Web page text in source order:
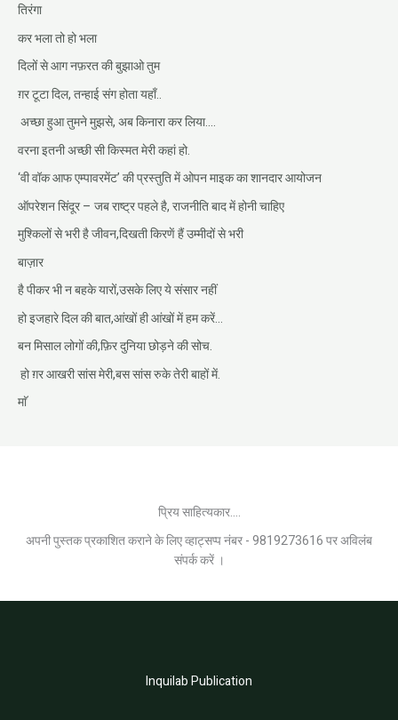
तिरंगा
कर भला तो हो भला
दिलों से आग नफ़रत की बुझाओ तुम
ग़र टूटा दिल, तन्हाई संग होता यहाँ..
अच्छा हुआ तुमने मुझसे, अब किनारा कर लिया….
वरना इतनी अच्छी सी किस्मत मेरी कहां हो.
‘वी वॉक आफ एम्पावरमेंट’ की प्रस्तुति में ओपन माइक का शानदार आयोजन
ऑपरेशन सिंदूर – जब राष्ट्र पहले है, राजनीति बाद में होनी चाहिए
मुश्किलों से भरी है जीवन,दिखती किरणें हैं उम्मीदों से भरी
बाज़ार
है पीकर भी न बहके यारों,उसके लिए ये संसार नहीं
हो इजहारे दिल की बात,आंखों ही आंखों में हम करें…
बन मिसाल लोगों की,फ़िर दुनिया छोड़ने की सोच.
हो ग़र आखरी सांस मेरी,बस सांस रुके तेरी बाहों में.
माॅ
प्रिय साहित्यकार....
अपनी पुस्तक प्रकाशित कराने के लिए व्हाट्सप्प नंबर - 9819273616 पर अविलंब
संपर्क करें ।
Inquilab Publication